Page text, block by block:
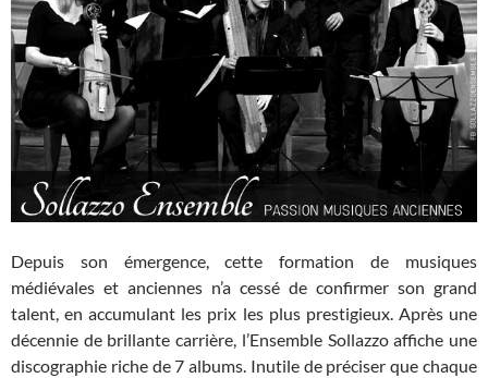
Depuis son émergence, cette formation de musiques
médiévales et anciennes n’a cessé de confirmer son grand
talent, en accumulant les prix les plus prestigieux. Après une
décennie de brillante carrière, l’Ensemble Sollazzo affiche une
discographie riche de 7 albums. Inutile de préciser que chaque